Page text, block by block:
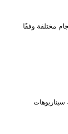
مختلفة وفقًا